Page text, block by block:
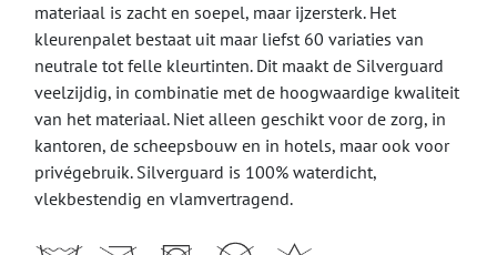
materiaal is zacht en soepel, maar ijzersterk. Het
kleurenpalet bestaat uit maar liefst 60 variaties van
neutrale tot felle kleurtinten. Dit maakt de Silverguard
veelzijdig, in combinatie met de hoogwaardige kwaliteit
van het materiaal. Niet alleen geschikt voor de zorg, in
kantoren, de scheepsbouw en in hotels, maar ook voor
privégebruik. Silverguard is 100% waterdicht,
vlekbestendig en vlamvertragend.